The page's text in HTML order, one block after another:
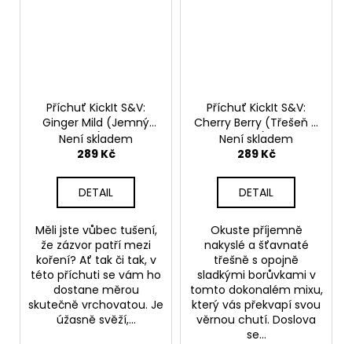
Příchuť KickIt S&V:
Ginger Mild (Jemný
zázvor) 10ml
Není skladem
289 Kč
DETAIL
Měli jste vůbec tušení,
že zázvor patří mezi
koření? Ať tak či tak, v
této příchuti se vám ho
dostane měrou
skutečně vrchovatou. Je
úžasně svěží,...
Příchuť KickIt S&V:
Cherry Berry (Třešeň a
borůvka) 10ml
Není skladem
289 Kč
DETAIL
Okuste příjemně
nakyslé a šťavnaté
třešně s opojně
sladkými borůvkami v
tomto dokonalém mixu,
který vás překvapí svou
věrnou chutí. Doslova
se...